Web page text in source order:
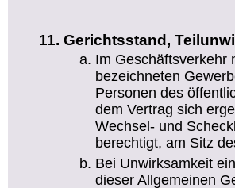
Gerichtsstand,
Im Geschäftsverkehr
bezeichneten
Personen des
dem Vertrag sich
Wechsel- und
berechtigt, am Sitz
Bei Unwirksamkeit
dieser Allgemeinen